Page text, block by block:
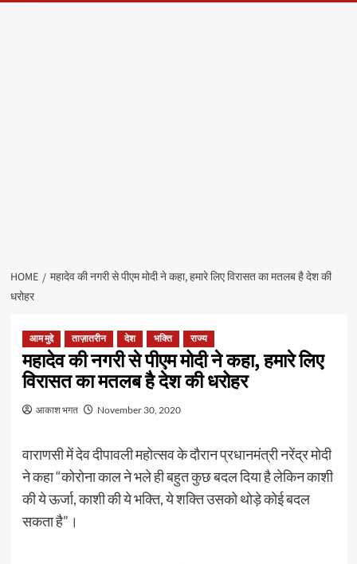
HOME
महादेव की नगरी से पीएम मोदी ने कहा, हमारे लिए विरासत का मतलब है देश की
धरोहर
आम मुद्दे ताज़ातरीन देश भक्ति राज्य
महादेव की नगरी से पीएम मोदी ने कहा, हमारे लिए
विरासत का मतलब है देश की धरोहर
आकाश भगत November 30, 2020
वाराणसी में देव दीपावली महोत्सव के दौरान प्रधानमंत्री नरेंद्र मोदी
ने कहा “कोरोना काल ने भले ही बहुत कुछ बदल दिया है लेकिन काशी
की ये ऊर्जा, काशी की ये भक्ति, ये शक्ति उसको थोड़े कोई बदल
सकता है”।